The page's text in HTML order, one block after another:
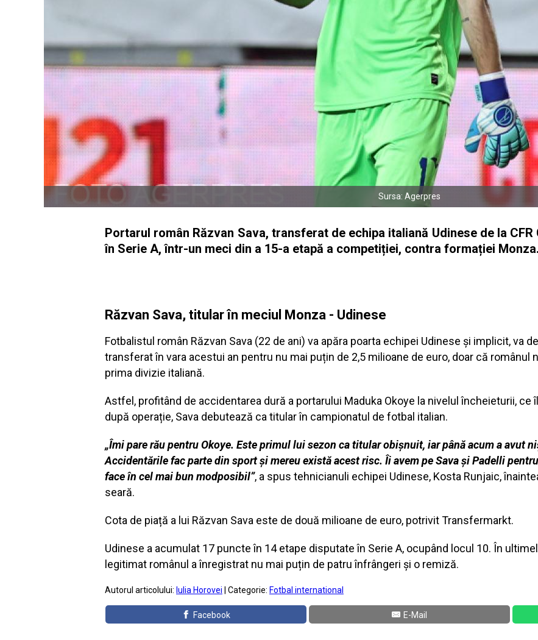
Sursa: Agerpres
Portarul român Răzvan Sava, transferat de echipa italiană Udinese de la
în Serie A, într-un meci din a 15-a etapă a competiției, contra formației Monza.
Răzvan Sava, titular în meciul Monza - Udinese
Fotbalistul român Răzvan Sava (22 de ani) va apăra poarta echipei Udinese și implicit, va
transferat în vara acestui an pentru nu mai puțin de 2,5 milioane de euro, doar că românul
prima divizie italiană.
Astfel, profitând de accidentarea dură a portarului Maduka Okoye la nivelul încheieturii,
după operație, Sava debutează ca titular în campionatul de fotbal italian.
„Îmi pare rău pentru Okoye. Este primul lui sezon ca titular obișnuit, iar până acum a avut
Accidentările fac parte din sport și mereu există acest risc. Îi avem pe Sava și Padelli
face în cel mai bun modposibil”, a spus tehnicianuli echipei Udinese, Kosta Runjaic,
seară.
Cota de piață a lui Răzvan Sava este de două milioane de euro, potrivit Transfermarkt.
Udinese a acumulat 17 puncte în 14 etape disputate în Serie A, ocupând locul 10. În
legitimat românul a înregistrat nu mai puțin de patru înfrângeri și o remiză.
Autorul articolului: Iulia Horovei | Categorie: Fotbal international
Facebook E-Mail